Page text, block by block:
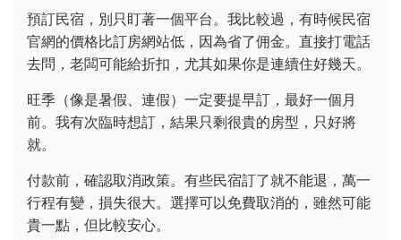
預訂民宿，別只盯著一個平台。我比較過，有時候民宿
官網的價格比訂房網站低，因為省了佣金。直接打電話
去問，老闆可能給折扣，尤其如果你是連續住好幾天。
旺季（像是暑假、連假）一定要提早訂，最好一個月
前。我有次臨時想訂，結果只剩很貴的房型，只好將
就。
付款前，確認取消政策。有些民宿訂了就不能退，萬一
行程有變，損失很大。選擇可以免費取消的，雖然可能
貴一點，但比較安心。